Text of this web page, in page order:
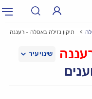
תיקון נזילה באסלה - רעננה